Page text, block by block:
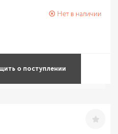
Нет в наличии
о поступлении